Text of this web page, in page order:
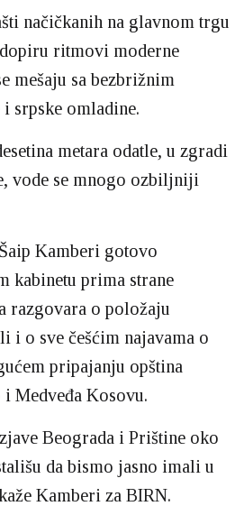
načičkanih na glavnom trgu
ritmovi moderne
mešaju sa bezbrižnim
i srpske omladine.
metara odatle, u zgradi
vode se mnogo ozbiljniji
Kamberi gotovo
kabinetu prima strane
razgovara o položaju
i o sve češćim najavama o
pripajanju opština
Medveđa Kosovu.
Beograda i Prištine oko
da bismo jasno imali u
Kamberi za BIRN.